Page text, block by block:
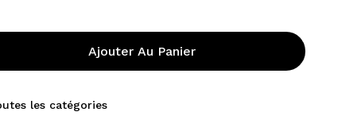
Ajouter Au Panier
les catégories